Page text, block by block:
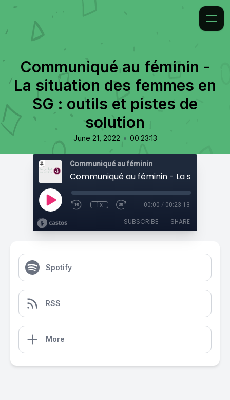
Communiqué au féminin -
La situation des femmes en
SG : outils et pistes de
solution
June 21, 2022 • 00:23:13
Communiqué au féminin
1x 00:00 / 00:23:13
SUBSCRIBE SHARE
Spotify
RSS
More